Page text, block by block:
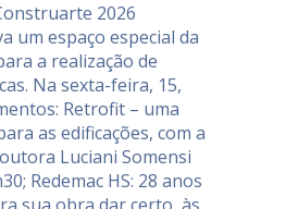
2026
um espaço especial da
a realização de
Na sexta-feira, 15,
Retrofit – uma
as edificações, com a
Luciani Somensi
Redemac HS: 28 anos